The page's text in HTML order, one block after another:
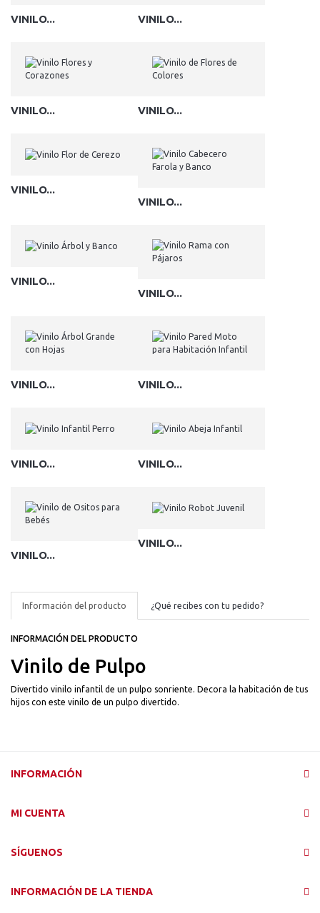
VINILO... VINILO...
VINILO... VINILO...
VINILO...
VINILO...
VINILO...
VINILO...
VINILO... VINILO...
VINILO... VINILO...
VINILO...
VINILO...
Información del producto ¿Qué recibes con tu pedido?
INFORMACIÓN DEL PRODUCTO
Vinilo de Pulpo
Divertido vinilo infantil de un pulpo sonriente. Decora la habitación de tus
hijos con este vinilo de un pulpo divertido.
INFORMACIÓN
MI CUENTA
SÍGUENOS
INFORMACIÓN DE LA TIENDA